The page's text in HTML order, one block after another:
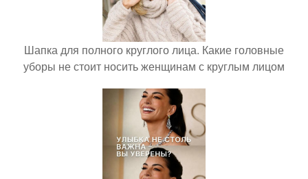
Шапка для полного круглого лица. Какие головные
уборы не стоит носить женщинам с круглым лицом